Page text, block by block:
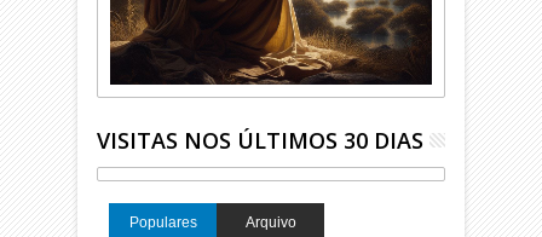
VISITAS NOS ÚLTIMOS 30 DIAS
Populares Arquivo